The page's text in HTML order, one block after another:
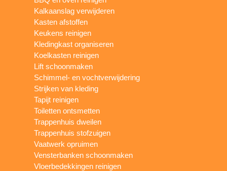
Kalkaanslag verwijderen
Kasten afstoffen
Keukens reinigen
Kledingkast organiseren
Koelkasten reinigen
Lift schoonmaken
Schimmel- en vochtverwijdering
Strijken van kleding
Tapijt reinigen
Toiletten ontsmetten
Trappenhuis dweilen
Trappenhuis stofzuigen
Vaatwerk opruimen
Vensterbanken schoonmaken
Vloerbedekkingen reinigen